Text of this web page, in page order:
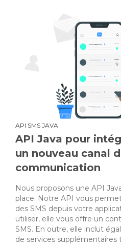
API SMS JAVA
API Java pour
un nouveau canal
communication
Nous proposons une API
place. Notre API vous
des SMS depuis votre
utiliser, elle vous offre un
SMS. En outre, elle inclut
de services supplémentaires